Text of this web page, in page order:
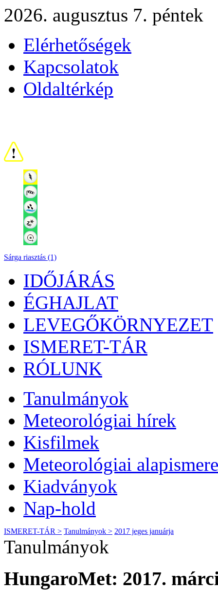
2026. augusztus 7. péntek
Elérhetőségek
Kapcsolatok
Oldaltérkép
Sárga riasztás (1)
IDŐJÁRÁS
ÉGHAJLAT
LEVEGŐKÖRNYEZET
ISMERET-TÁR
RÓLUNK
Tanulmányok
Meteorológiai hírek
Kisfilmek
Meteorológiai
Kiadványok
Nap-hold
ISMERET-TÁR > Tanulmányok > 2017 jeges januárja
Tanulmányok
HungaroMet: 2017.